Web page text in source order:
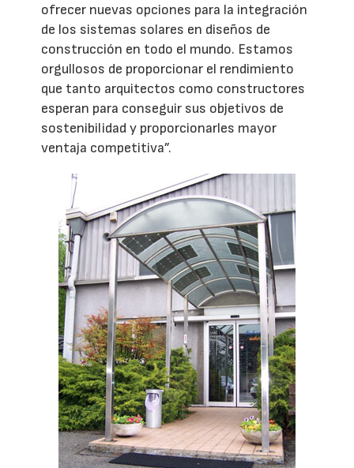
ofrecer nuevas opciones para la integración
de los sistemas solares en diseños de
construcción en todo el mundo. Estamos
orgullosos de proporcionar el rendimiento
que tanto arquitectos como constructores
esperan para conseguir sus objetivos de
sostenibilidad y proporcionarles mayor
ventaja competitiva”.